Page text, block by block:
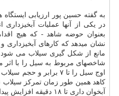
به گفته حسین پور ارزیابی
در یكی از آنها عملیات
بعنوان حوضه شاهد - كه هیچ
شاخصهای مربوط به سیل را با اثر
كاهد همین طور زمان تمركز سیلاب
آبخوان داری تا ۱۸ دقیقه افزایش پیدا كرده است.